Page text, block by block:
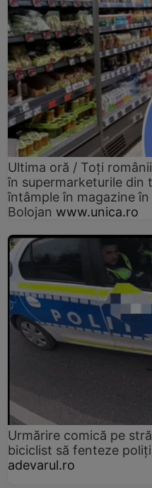
Ultima oră / Toți
în supermarketurile din
întâmple în magazine
Bolojan www.unica.ro
Urmărire comică pe
biciclist să fenteze
adevarul.ro